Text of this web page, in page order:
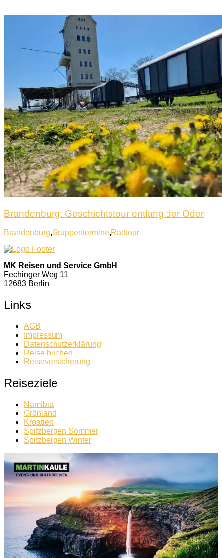
Brandenburg: Geschichtstour entlang der Oder
Brandenburg,Gruppentermine,Radtour
MK Reisen und Service GmbH
Fechinger Weg 11
12683 Berlin
Links
AGB
Impressum
Datenschutzerklärung
Reise buchen
Reiseversicherung
Reiseziele
Namibia
Grönland
Kroatien
Spitzbergen Sommer
Spitzbergen Winter